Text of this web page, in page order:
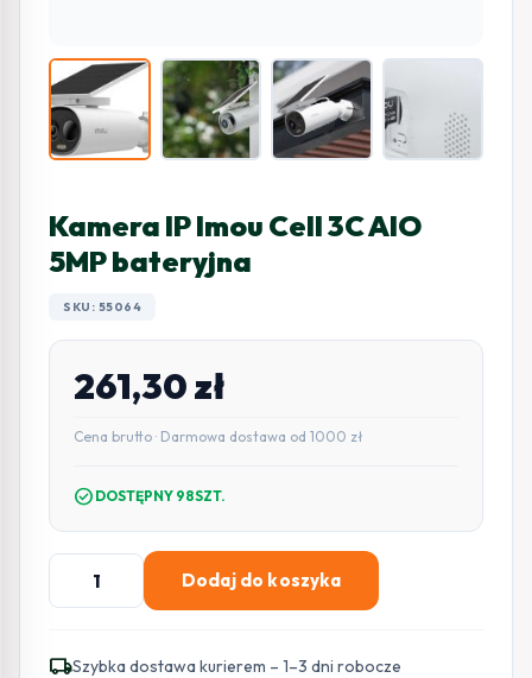
Kamera IP Imou Cell 3C AIO
5MP bateryjna
SKU: 55064
261,30zł
Cena brutto · Darmowa dostawa od 1000 zł
check_circle DOSTĘPNY 98SZT.
ilość
Kamera
Dodaj do koszyka
local_shippingSzybka dostawa kurierem – 1–3 dni robocze